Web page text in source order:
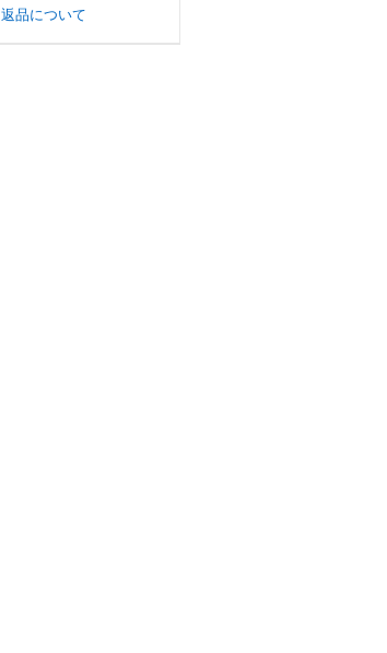
返品について